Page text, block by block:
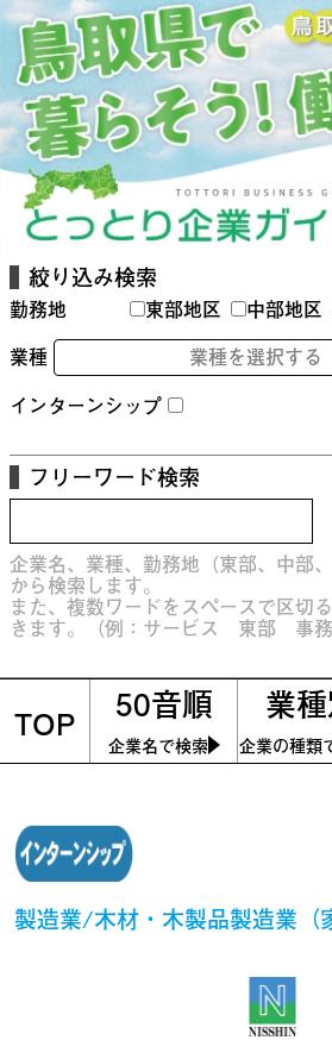
絞り込み検索
勤務地 東部地区 中部地区
業種
業種を選択する
インターンシップ
フリーワード検索
企業名、業種、勤務地（東部、中部
から検索します。
また、複数ワードをスペースで区切
きます。（例：サービス 東部 事務
TOP 50音順
企業名で検索
業
企業の種類
製造業/木材・木製品製造業（